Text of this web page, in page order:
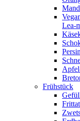
Lea-
Frühstück